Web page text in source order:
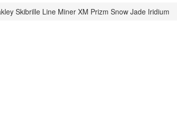
Skibrille Line Miner XM Prizm Snow Jade Iridium